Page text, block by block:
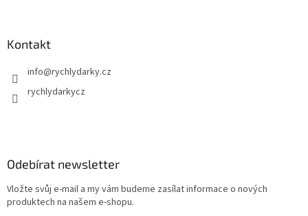
Kontakt
info@rychlydarky.cz
rychlydarkycz
Odebírat newsletter
Vložte svůj e-mail a my vám budeme zasílat informace o nových
produktech na našem e-shopu.